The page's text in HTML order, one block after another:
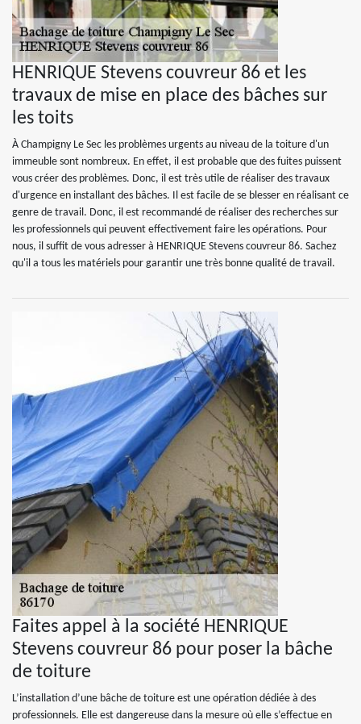
HENRIQUE Stevens couvreur 86 et les
travaux de mise en place des bâches sur
les toits
À Champigny Le Sec les problèmes urgents au niveau de la toiture d'un
immeuble sont nombreux. En effet, il est probable que des fuites puissent
vous créer des problèmes. Donc, il est très utile de réaliser des travaux
d'urgence en installant des bâches. Il est facile de se blesser en réalisant ce
genre de travail. Donc, il est recommandé de réaliser des recherches sur
les professionnels qui peuvent effectivement faire les opérations. Pour
nous, il suffit de vous adresser à HENRIQUE Stevens couvreur 86. Sachez
qu'il a tous les matériels pour garantir une très bonne qualité de travail.
Faites appel à la société HENRIQUE
Stevens couvreur 86 pour poser la bâche
de toiture
L’installation d’une bâche de toiture est une opération dédiée à des
professionnels. Elle est dangereuse dans la mesure où elle s’effectue en